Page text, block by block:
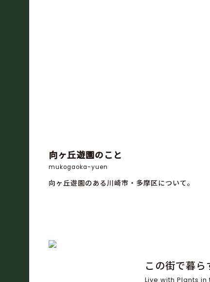
向ヶ丘遊園のこと
mukogaoka-yuen
向ヶ丘遊園のある川崎市・多摩区について。
この街で暮ら
Live with Plants in